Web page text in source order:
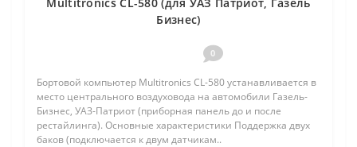
Бизнес)
0
Бортовой компьютер Multitronics CL-580 устанавливается в
место центрального воздуховода на автомобили Газель-
Бизнес, УАЗ-Патриот (приборная панель до и после
рестайлинга). Основные характеристики Поддержка двух
баков (подключается к двум датчикам..